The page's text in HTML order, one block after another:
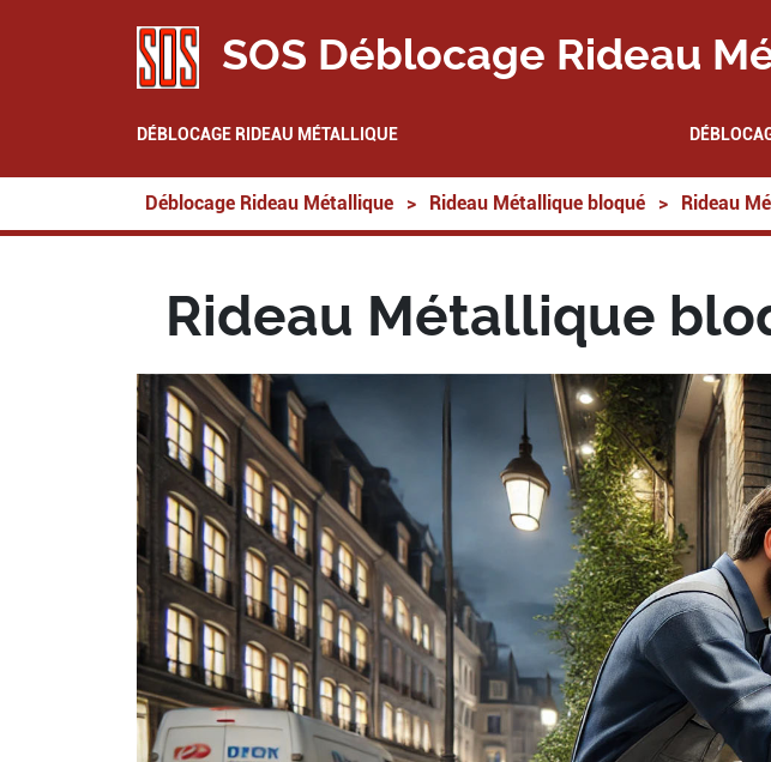
SOS Déblocage Rideau
DÉBLOCAGE RIDEAU MÉTALLIQUE
Déblocage Rideau Métallique > Rideau Métallique bloqué > Rideau
Rideau Métallique